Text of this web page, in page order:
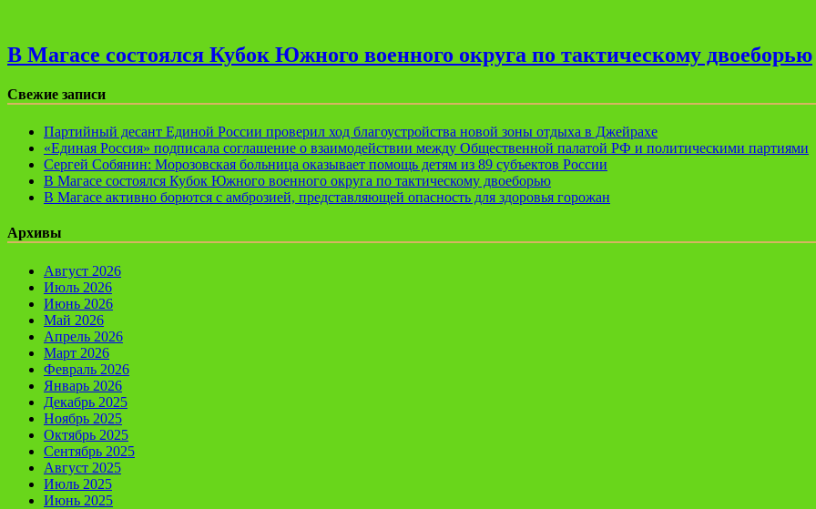
В Магасе состоялся Кубок Южного военного округа по тактическому двоеборью
Свежие записи
Партийный десант Единой России проверил ход благоустройства новой зоны отдыха в Джейрахе
«Единая Россия» подписала соглашение о взаимодействии между Общественной палатой РФ и политическими партиями
Сергей Собянин: Морозовская больница оказывает помощь детям из 89 субъектов России
В Магасе состоялся Кубок Южного военного округа по тактическому двоеборью
В Магасе активно борются с амброзией, представляющей опасность для здоровья горожан
Архивы
Август 2026
Июль 2026
Июнь 2026
Май 2026
Апрель 2026
Март 2026
Февраль 2026
Январь 2026
Декабрь 2025
Ноябрь 2025
Октябрь 2025
Сентябрь 2025
Август 2025
Июль 2025
Июнь 2025